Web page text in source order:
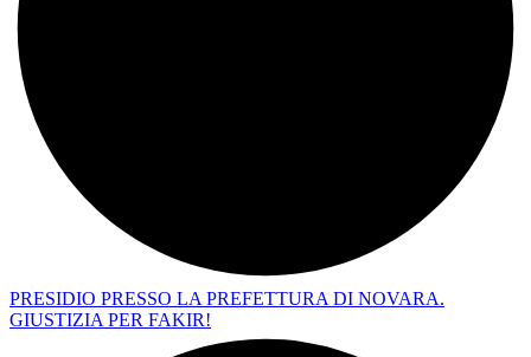
PRESIDIO PRESSO LA PREFETTURA DI NOVARA.
GIUSTIZIA PER FAKIR!